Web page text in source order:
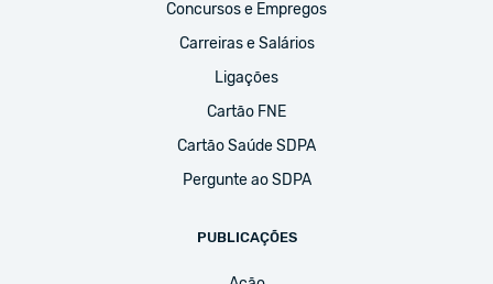
Concursos e Empregos
Carreiras e Salários
Ligações
Cartão FNE
Cartão Saúde SDPA
Pergunte ao SDPA
PUBLICAÇÕES